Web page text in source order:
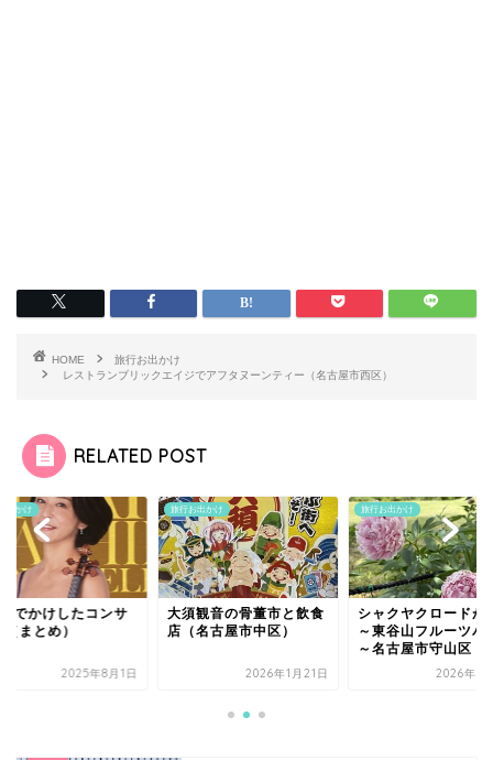
HOME
旅行お出かけ
レストランブリックエイジでアフタヌーンティー（名古屋市西区）
RELATED POST
出かけ
でかけしたコンサ
まとめ）
2025年8月1日
旅行お出かけ
大須観音の骨董市と飲食
店（名古屋市中区）
2026年1月21日
旅行お出かけ
シャクヤクロードが
～東谷山フルーツパ
～名古屋市守山区
2026年5